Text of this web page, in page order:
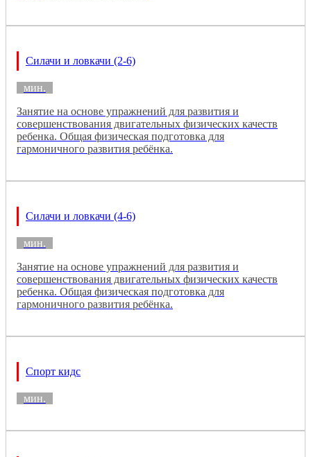
Силачи и ловкачи (2-6)
мин.
Занятие на основе упражнений для развития и
совершенствования двигательных физических качеств
ребенка. Общая физическая подготовка для
гармоничного развития ребёнка.
Силачи и ловкачи (4-6)
мин.
Занятие на основе упражнений для развития и
совершенствования двигательных физических качеств
ребенка. Общая физическая подготовка для
гармоничного развития ребёнка.
Спорт кидс
мин.